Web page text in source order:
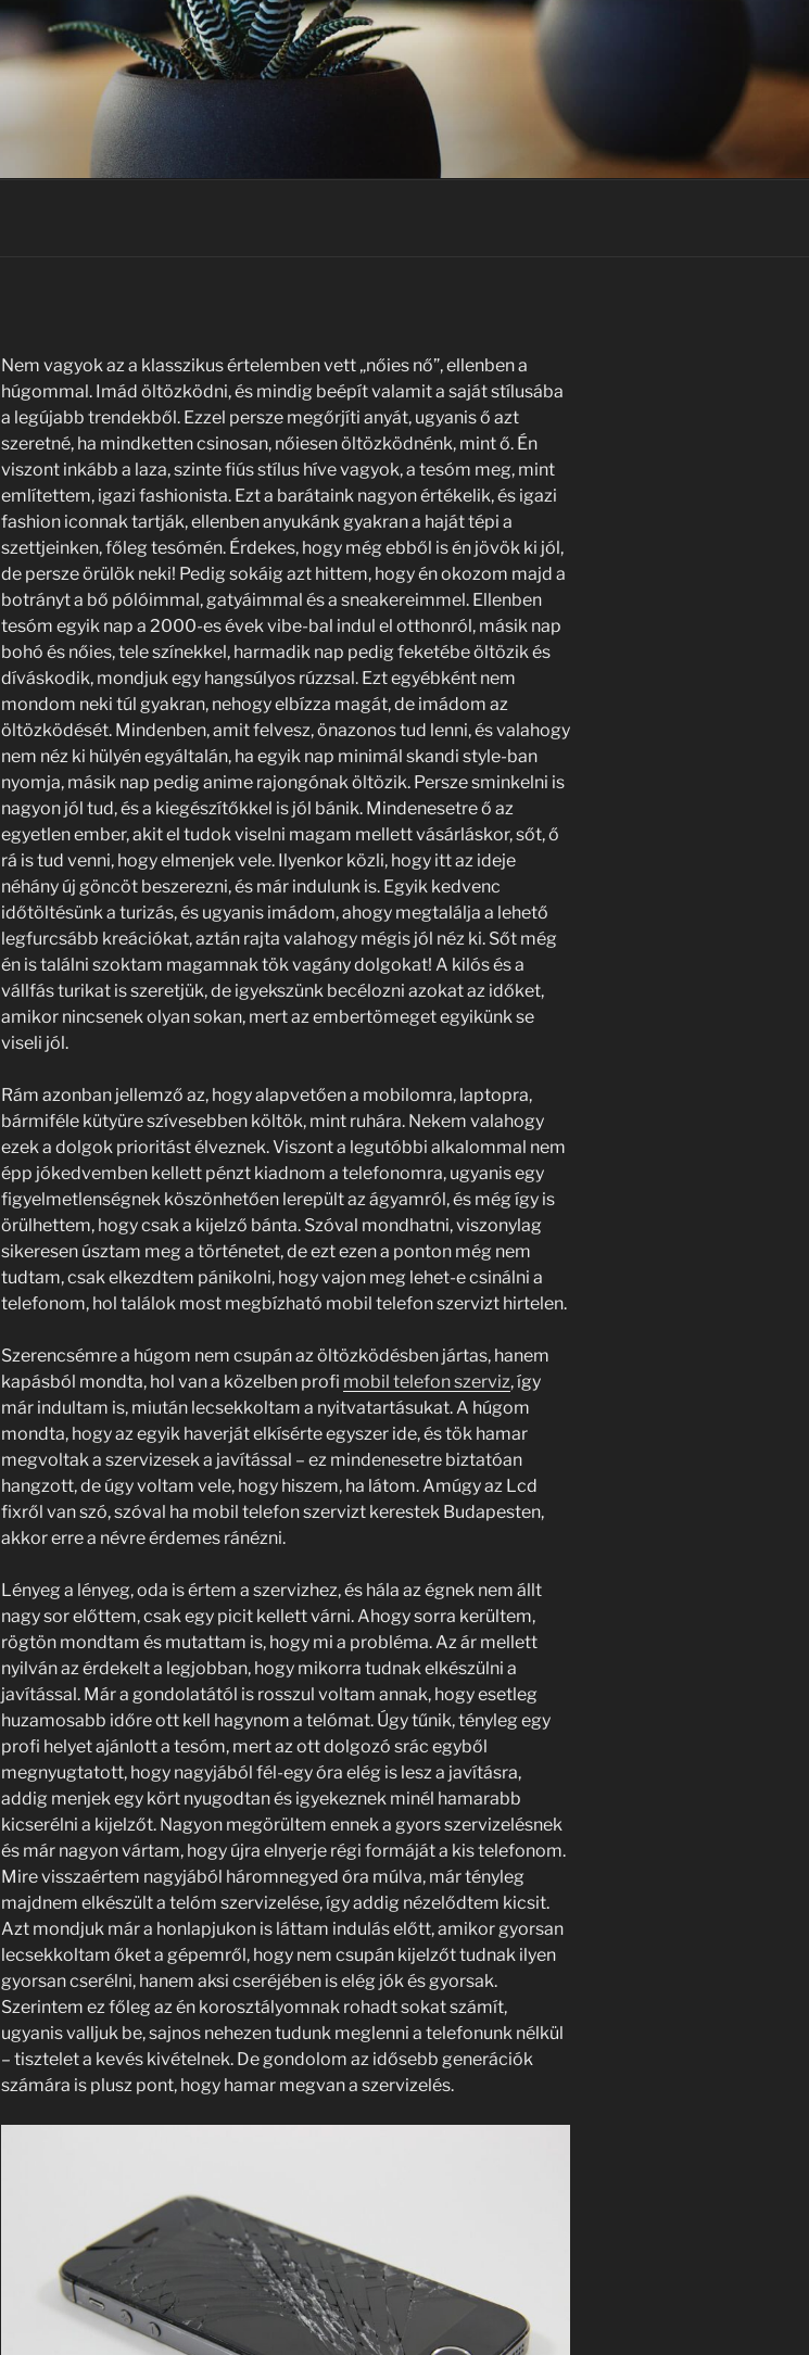
Nem vagyok az a klasszikus értelemben vett „nőies nő”, ellenben a
húgommal. Imád öltözködni, és mindig beépít valamit a saját stílusába
a legújabb trendekből. Ezzel persze megőrjíti anyát, ugyanis ő azt
szeretné, ha mindketten csinosan, nőiesen öltözködnénk, mint ő. Én
viszont inkább a laza, szinte fiús stílus híve vagyok, a tesóm meg, mint
említettem, igazi fashionista. Ezt a barátaink nagyon értékelik, és igazi
fashion iconnak tartják, ellenben anyukánk gyakran a haját tépi a
szettjeinken, főleg tesómén. Érdekes, hogy még ebből is én jövök ki jól,
de persze örülök neki! Pedig sokáig azt hittem, hogy én okozom majd a
botrányt a bő pólóimmal, gatyáimmal és a sneakereimmel. Ellenben
tesóm egyik nap a 2000-es évek vibe-bal indul el otthonról, másik nap
bohó és nőies, tele színekkel, harmadik nap pedig feketébe öltözik és
díváskodik, mondjuk egy hangsúlyos rúzzsal. Ezt egyébként nem
mondom neki túl gyakran, nehogy elbízza magát, de imádom az
öltözködését. Mindenben, amit felvesz, önazonos tud lenni, és valahogy
nem néz ki hülyén egyáltalán, ha egyik nap minimál skandi style-ban
nyomja, másik nap pedig anime rajongónak öltözik. Persze sminkelni is
nagyon jól tud, és a kiegészítőkkel is jól bánik. Mindenesetre ő az
egyetlen ember, akit el tudok viselni magam mellett vásárláskor, sőt, ő
rá is tud venni, hogy elmenjek vele. Ilyenkor közli, hogy itt az ideje
néhány új göncöt beszerezni, és már indulunk is. Egyik kedvenc
időtöltésünk a turizás, és ugyanis imádom, ahogy megtalálja a lehető
legfurcsább kreációkat, aztán rajta valahogy mégis jól néz ki. Sőt még
én is találni szoktam magamnak tök vagány dolgokat! A kilós és a
vállfás turikat is szeretjük, de igyekszünk becélozni azokat az időket,
amikor nincsenek olyan sokan, mert az embertömeget egyikünk se
viseli jól.
Rám azonban jellemző az, hogy alapvetően a mobilomra, laptopra,
bármiféle kütyüre szívesebben költök, mint ruhára. Nekem valahogy
ezek a dolgok prioritást élveznek. Viszont a legutóbbi alkalommal nem
épp jókedvemben kellett pénzt kiadnom a telefonomra, ugyanis egy
figyelmetlenségnek köszönhetően lerepült az ágyamról, és még így is
örülhettem, hogy csak a kijelző bánta. Szóval mondhatni, viszonylag
sikeresen úsztam meg a történetet, de ezt ezen a ponton még nem
tudtam, csak elkezdtem pánikolni, hogy vajon meg lehet-e csinálni a
telefonom, hol találok most megbízható mobil telefon szervizt hirtelen.
Szerencsémre a húgom nem csupán az öltözködésben jártas, hanem
kapásból mondta, hol van a közelben profi mobil telefon szerviz, így
már indultam is, miután lecsekkoltam a nyitvatartásukat. A húgom
mondta, hogy az egyik haverját elkísérte egyszer ide, és tök hamar
megvoltak a szervizesek a javítással – ez mindenesetre biztatóan
hangzott, de úgy voltam vele, hogy hiszem, ha látom. Amúgy az Lcd
fixről van szó, szóval ha mobil telefon szervizt kerestek Budapesten,
akkor erre a névre érdemes ránézni.
Lényeg a lényeg, oda is értem a szervizhez, és hála az égnek nem állt
nagy sor előttem, csak egy picit kellett várni. Ahogy sorra kerültem,
rögtön mondtam és mutattam is, hogy mi a probléma. Az ár mellett
nyilván az érdekelt a legjobban, hogy mikorra tudnak elkészülni a
javítással. Már a gondolatától is rosszul voltam annak, hogy esetleg
huzamosabb időre ott kell hagynom a telómat. Úgy tűnik, tényleg egy
profi helyet ajánlott a tesóm, mert az ott dolgozó srác egyből
megnyugtatott, hogy nagyjából fél-egy óra elég is lesz a javításra,
addig menjek egy kört nyugodtan és igyekeznek minél hamarabb
kicserélni a kijelzőt. Nagyon megörültem ennek a gyors szervizelésnek
és már nagyon vártam, hogy újra elnyerje régi formáját a kis telefonom.
Mire visszaértem nagyjából háromnegyed óra múlva, már tényleg
majdnem elkészült a telóm szervizelése, így addig nézelődtem kicsit.
Azt mondjuk már a honlapjukon is láttam indulás előtt, amikor gyorsan
lecsekkoltam őket a gépemről, hogy nem csupán kijelzőt tudnak ilyen
gyorsan cserélni, hanem aksi cseréjében is elég jók és gyorsak.
Szerintem ez főleg az én korosztályomnak rohadt sokat számít,
ugyanis valljuk be, sajnos nehezen tudunk meglenni a telefonunk nélkül
– tisztelet a kevés kivételnek. De gondolom az idősebb generációk
számára is plusz pont, hogy hamar megvan a szervizelés.